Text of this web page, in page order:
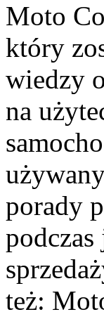
Moto
który
wiedzy
na
porady
też: